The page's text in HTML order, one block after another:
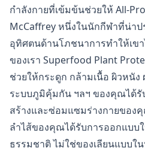
กำลังกายที่เข้มข้นช่วยให้ All-
McCaffrey หนึ่งในนักกีฬาที่น่า
อุทิศตนด้านโภชนาการทำให้เข
ของเรา Superfood Plant
ช่วยให้กระดูก กล้ามเนื้อ ผิวหนัง
ระบบภูมิคุ้มกัน ฯลฯ ของคุณได้รั
สร้างและซ่อมแซมร่างกายขอ
ลำไส้ของคุณได้รับการออกแบบ
ธรรมชาติ ไม่ใช่ของเลียนแบบใ